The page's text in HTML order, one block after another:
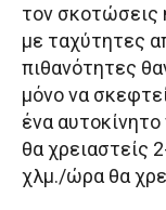
τον σκοτώσεις
με ταχύτητες
πιθανότητες
μόνο να
ένα
θα χρειαστείς
χλμ./ώρα θα